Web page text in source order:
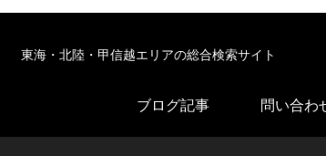
東海・北陸・甲信越エリアの総合検索サイト
ブログ記事 問い合わ